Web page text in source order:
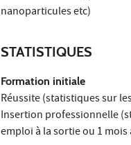
nanoparticules etc)
STATISTIQUES
Formation initiale
Réussite (statistiques sur
Insertion professionnelle
emploi à la sortie ou 1